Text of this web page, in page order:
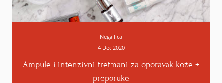
Nega lica
4 Dec 2020
Ampule i intenzivni tretmani za oporavak kože +
preporuke